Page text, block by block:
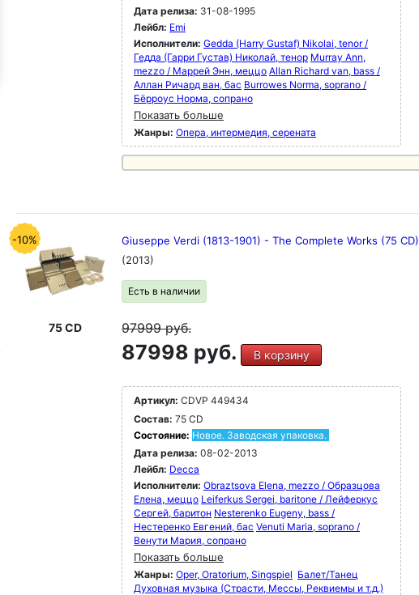
Дата релиза: 31-08-1995
Лейбл: Emi
Исполнители: Gedda (Harry Gustaf) Nikolai, tenor /
Гедда (Гарри Густав) Николай, тенор Murray Ann,
mezzo / Маррей Энн, меццо Allan Richard van, bass /
Аллан Ричард ван, бас Burrowes Norma, soprano /
Бёрроус Норма, сопрано
Показать больше
Жанры: Опера, интермедия, серената
-10%
75 CD
Giuseppe Verdi (1813-1901) - The Complete Works (75 CD)
(2013)
Есть в наличии
97999руб.
87998 руб. В корзину
Артикул: CDVP 449434
Состав: 75 CD
Состояние: Новое. Заводская упаковка.
Дата релиза: 08-02-2013
Лейбл: Decca
Исполнители: Obraztsova Elena, mezzo / Образцова
Елена, меццо Leiferkus Sergei, baritone / Лейферкус
Сергей, баритон Nesterenko Eugeny, bass /
Нестеренко Евгений, бас Venuti Maria, soprano /
Венути Мария, сопрано
Показать больше
Жанры: Oper, Oratorium, Singspiel Балет/Танец
Духовная музыка (Страсти, Мессы, Реквиемы и т.д.)